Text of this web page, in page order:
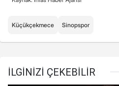
Küçükçekmece Sinopspor